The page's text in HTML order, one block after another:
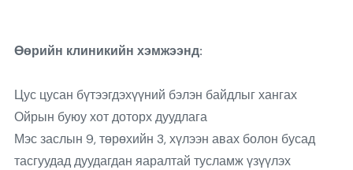
Өөрийн клиникийн хэмжээнд:
Цус цусан бүтээгдэхүүний бэлэн байдлыг хангах
Ойрын буюу хот доторх дуудлага
Мэс заслын 9, төрөхийн 3, хүлээн авах болон бусад
тасгуудад дуудагдан яаралтай тусламж үзүүлэх